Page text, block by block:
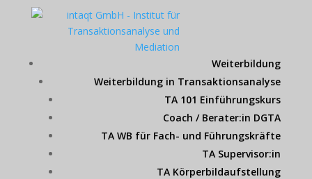
Weiterbildung
Weiterbildung in Transaktionsanalyse
TA 101 Einführungskurs
Coach / Berater:in DGTA
TA WB für Fach- und Führungskräfte
TA Supervisor:in
TA Körperbildaufstellung